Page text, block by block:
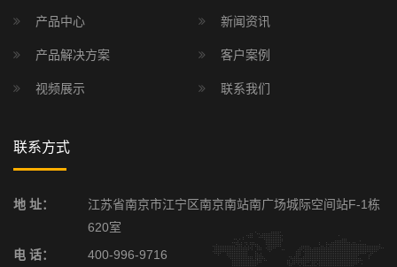
产品中心 新闻资讯
产品解决方案 客户案例
视频展示 联系我们
联系方式
地 址：
江苏省南京市江宁区南京南站南广场城际空间站F-1栋
620室
电 话：
400-996-9716